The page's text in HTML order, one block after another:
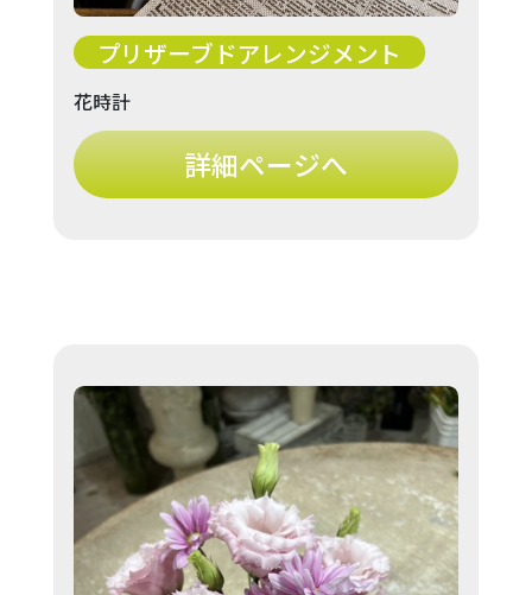
プリザーブドアレンジメント
花時計
詳細ページへ